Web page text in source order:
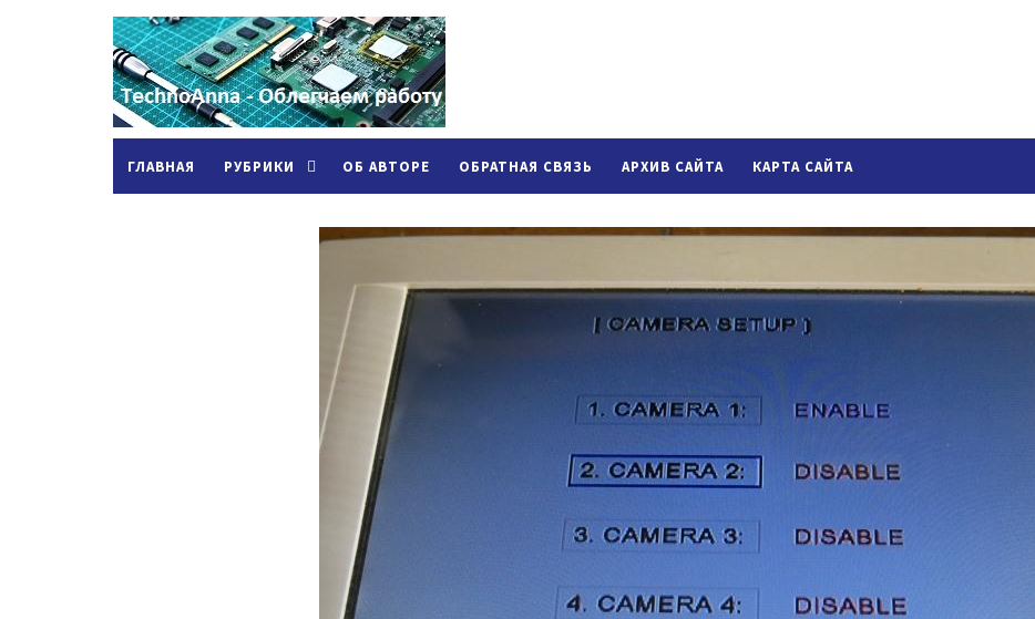
ГЛАВНАЯ РУБРИКИ ОБ АВТОРЕ ОБРАТНАЯ СВЯЗЬ АРХИВ САЙТА КАРТА САЙТА